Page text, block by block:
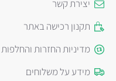
יצירת קשר
תקנון רכישה באתר
מדיניות החזרות והחלפות
מידע על משלוחים